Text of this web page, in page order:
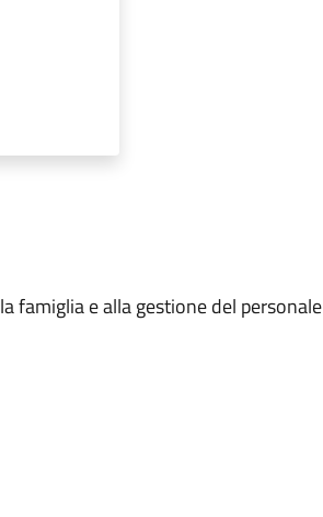
famiglia e alla gestione del personale